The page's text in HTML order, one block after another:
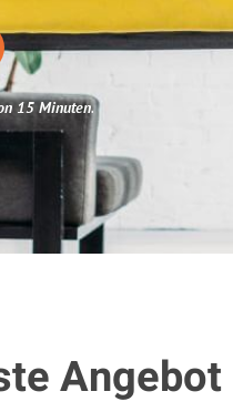
15 Minuten.
Angebot